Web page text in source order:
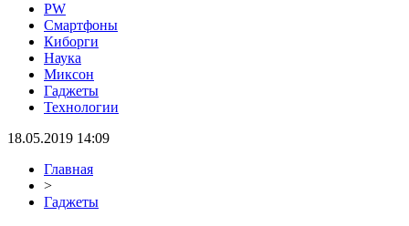
PW
Смартфоны
Киборги
Наука
Миксон
Гаджеты
Технологии
18.05.2019 14:09
Главная
>
Гаджеты